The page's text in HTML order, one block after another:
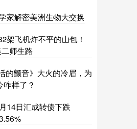
家解密美洲生物大交换
架飞机炸不平的山包！
师生路
的颤音》大火的冷眉，为
样了？
14日汇成转债下跌